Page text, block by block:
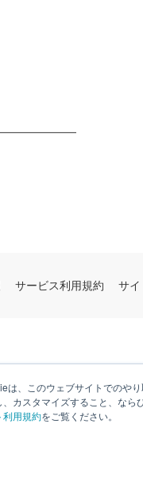
、このウェブサイトでのや
カスタマイズすること、なら
利用規約をご覧ください。
サービス利用規約 サイ